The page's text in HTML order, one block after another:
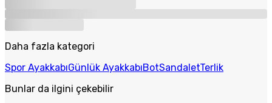
Daha fazla kategori
Spor AyakkabıGünlük AyakkabıBotSandaletTerlik
Bunlar da ilgini çekebilir